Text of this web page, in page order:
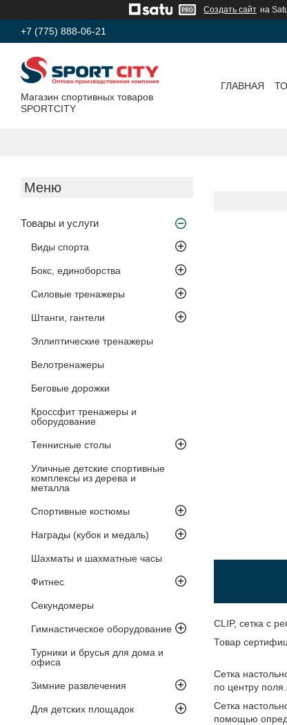
Создать сайт на
+7 (775) 888-06-21
Магазин спортивных товаров
SPORTCITY
ГЛАВНАЯ
Товары и услуги
Виды спорта
Бокс, единоборства
Силовые тренажеры
Штанги, гантели
Эллиптические тренажеры
Велотренажеры
Беговые дорожки
Кроссфит тренажеры и
оборудование
Теннисные столы
Уличные детские спортивные
комплексы из дерева и
металла
Спортивные костюмы
Награды (кубок и медаль)
Шахматы и шахматные часы
Фитнес
Секундомеры
Гимнастическое оборудование
Турники и брусья для дома и
офиса
Зимние развлечения
Для детских площадок
CLIP, сетка с
Товар
Сетка
по центру
Сетка
помощью